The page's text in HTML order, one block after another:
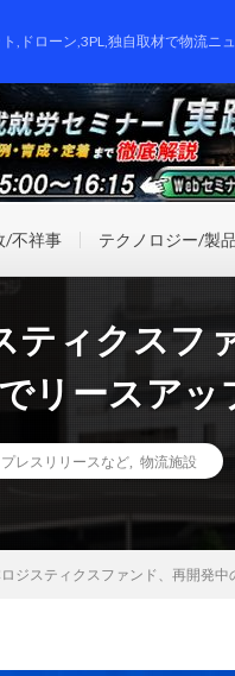
,ドローン,3PL,独自取材で物流ニ
/不祥事 テクノロジー/製品
ティクスフ
リースアッ
プレスリリースなど 物流施設
ジスティクスファンド、再開発